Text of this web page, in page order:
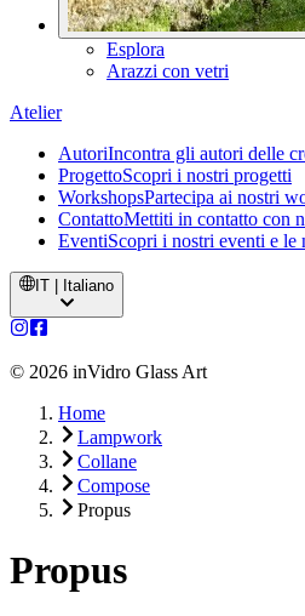
Esplora
Arazzi con vetri
Atelier
AutoriIncontra gli autori delle
ProgettoScopri i nostri progetti
WorkshopsPartecipa ai nostri
ContattoMettiti in contatto con
EventiScopri i nostri eventi e le
IT | Italiano
© 2026 inVidro Glass Art
Home
Lampwork
Collane
Compose
Propus
Propus